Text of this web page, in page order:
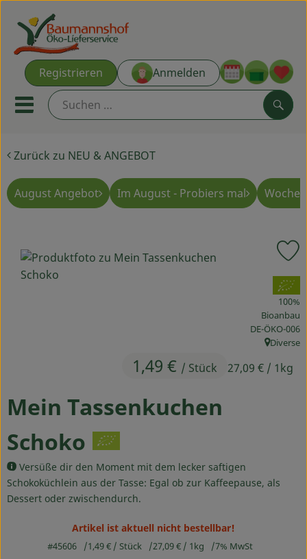
Registrieren Anmelden
Mobiles Menu öffnen oder
Ökokisten
Kochkisten
THEMENWELTEN
Backwaren
Haltbares
Getränke
Drogerie
So geht's
Zurück zu NEU & ANGEBOT
August Angebot Im August - Probiers mal
Mein Tassenkuchen
Schoko
Versüße dir den Moment mit dem lecker saftigen
Schokoküchlein aus der Tasse: Egal ob zur Kaffeepause, als
Dessert oder zwischendurch.
1,49 € / Stück 27,09 € / 1kg
, Verband:
100%
Bioanbau
,DE-ÖKO-006
, Herkunft:
Diverse
Artikel ist aktuell nicht bestellbar!
#45606 1,49 € / Stück 27,09 € / 1kg 7% MwSt